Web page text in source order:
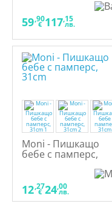
59,90
€ 117,15
лв.
Moni - Пишкащо
бебе с памперс,
12,27
€ 24,00
лв.